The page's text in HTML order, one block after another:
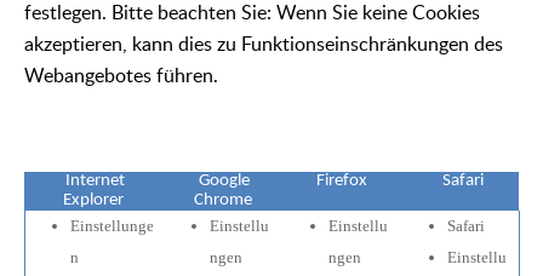
festlegen. Bitte beachten Sie: Wenn Sie keine Cookies
akzeptieren, kann dies zu Funktionseinschränkungen des
Webangebotes führen.
Internet
Explorer
Google
Chrome
Firefox Safari
Einstellunge
n
Einstellu
ngen
Einstellu
ngen
Safari
Einstellu